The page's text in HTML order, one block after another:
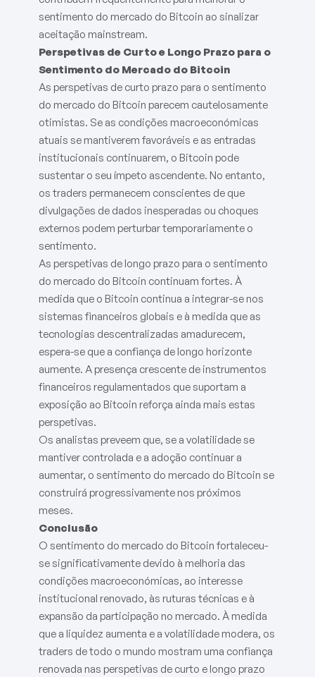
sentimento do mercado do Bitcoin ao sinalizar
aceitação mainstream.
Perspetivas de Curto e Longo Prazo para o
Sentimento do Mercado do Bitcoin
As perspetivas de curto prazo para o sentimento
do mercado do Bitcoin parecem cautelosamente
otimistas. Se as condições macroeconómicas
atuais se mantiverem favoráveis e as entradas
institucionais continuarem, o Bitcoin pode
sustentar o seu ímpeto ascendente. No entanto,
os traders permanecem conscientes de que
divulgações de dados inesperadas ou choques
externos podem perturbar temporariamente o
sentimento.
As perspetivas de longo prazo para o sentimento
do mercado do Bitcoin continuam fortes. À
medida que o Bitcoin continua a integrar-se nos
sistemas financeiros globais e à medida que as
tecnologias descentralizadas amadurecem,
espera-se que a confiança de longo horizonte
aumente. A presença crescente de instrumentos
financeiros regulamentados que suportam a
exposição ao Bitcoin reforça ainda mais estas
perspetivas.
Os analistas preveem que, se a volatilidade se
mantiver controlada e a adoção continuar a
aumentar, o sentimento do mercado do Bitcoin se
construirá progressivamente nos próximos
meses.
Conclusão
O sentimento do mercado do Bitcoin fortaleceu-
se significativamente devido à melhoria das
condições macroeconómicas, ao interesse
institucional renovado, às ruturas técnicas e à
expansão da participação no mercado. À medida
que a liquidez aumenta e a volatilidade modera, os
traders de todo o mundo mostram uma confiança
renovada nas perspetivas de curto e longo prazo